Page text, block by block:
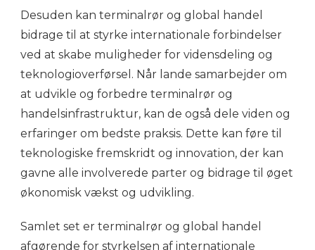
Desuden kan terminalrør og global handel
bidrage til at styrke internationale forbindelser
ved at skabe muligheder for vidensdeling og
teknologioverførsel. Når lande samarbejder om
at udvikle og forbedre terminalrør og
handelsinfrastruktur, kan de også dele viden og
erfaringer om bedste praksis. Dette kan føre til
teknologiske fremskridt og innovation, der kan
gavne alle involverede parter og bidrage til øget
økonomisk vækst og udvikling.
Samlet set er terminalrør og global handel
afgørende for styrkelsen af internationale